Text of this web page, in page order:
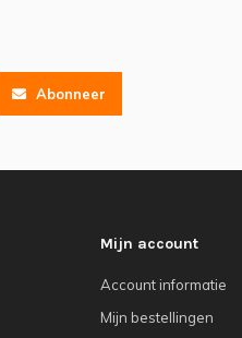
Abonneer
Mijn account
Account informatie
Mijn bestellingen